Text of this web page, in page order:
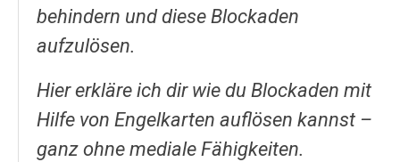
behindern und diese Blockaden
aufzulösen.
Hier erkläre ich dir wie du Blockaden mit
Hilfe von Engelkarten auflösen kannst –
ganz ohne mediale Fähigkeiten.